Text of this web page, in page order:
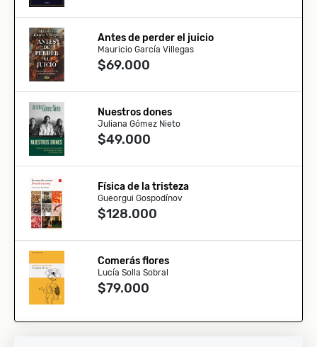
Antes de perder el juicio
Mauricio García Villegas
$69.000
Nuestros dones
Juliana Gómez Nieto
$49.000
Física de la tristeza
Gueorgui Gospodínov
$128.000
Comerás flores
Lucía Solla Sobral
$79.000